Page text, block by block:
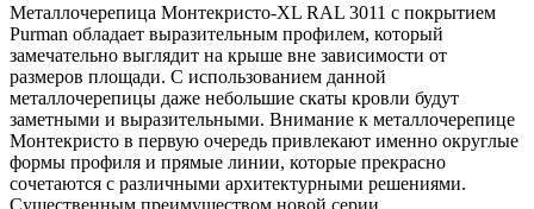
Металлочерепица Монтекристо-XL RAL 3011 с покрытием
Purman обладает выразительным профилем, который
замечательно выглядит на крыше вне зависимости от
размеров площади. С использованием данной
металлочерепицы даже небольшие скаты кровли будут
заметными и выразительными. Внимание к металлочерепице
Монтекристо в первую очередь привлекают именно округлые
формы профиля и прямые линии, которые прекрасно
сочетаются с различными архитектурными решениями.
Существенным преимуществом новой серии